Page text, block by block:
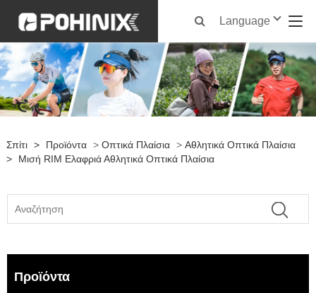
Language
Σπίτι > Προϊόντα > Οπτικά Πλαίσια > Αθλητικά Οπτικά Πλαίσια
>
Μισή RIM Ελαφριά Αθλητικά Οπτικά Πλαίσια
Προϊόντα